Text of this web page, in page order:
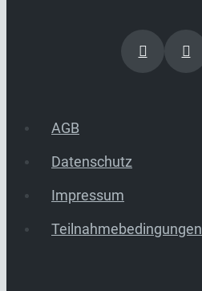
AGB
Datenschutz
Impressum
Teilnahmebedingungen